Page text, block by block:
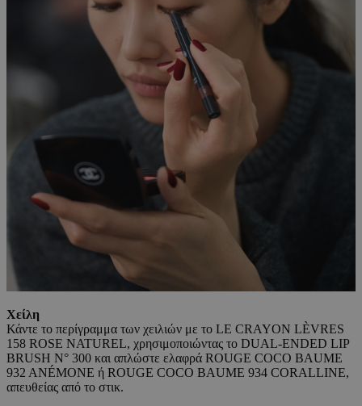
Χείλη
Κάντε το περίγραμμα των χειλιών με το LE CRAYON LÈVRES
158 ROSE NATUREL, χρησιμοποιώντας το DUAL-ENDED LIP
BRUSH N° 300 και απλώστε ελαφρά ROUGE COCO BAUME
932 ANÉMONE ή ROUGE COCO BAUME 934 CORALLINE,
απευθείας από το στικ.